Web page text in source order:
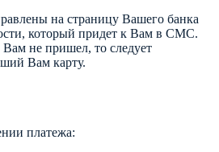
на страницу Вашего банка
который придет к Вам в СМС.
Вам не пришел, то следует
Вам карту.
платежа: